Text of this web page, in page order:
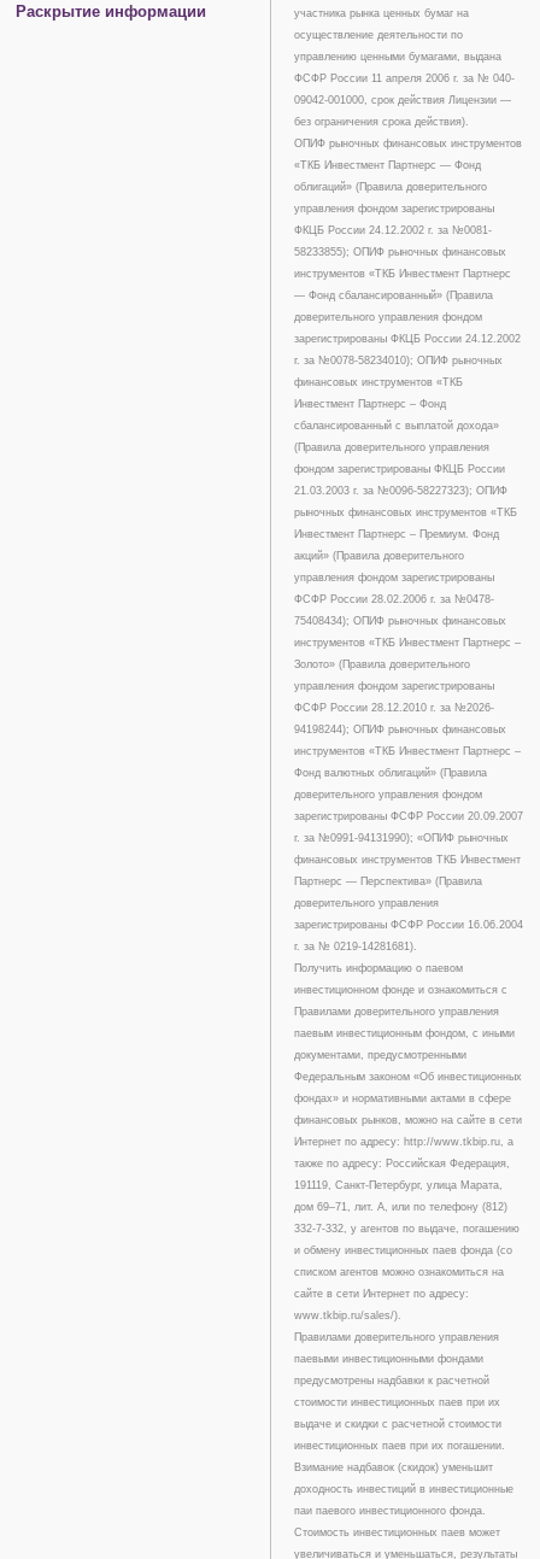
Раскрытие информации
участника рынка ценных бумаг на
осуществление деятельности по
управлению ценными бумагами, выдана
ФСФР России 11 апреля 2006 г. за № 040-
09042-001000, срок действия Лицензии —
без ограничения срока действия).
ОПИФ рыночных финансовых инструментов
«ТКБ Инвестмент Партнерс — Фонд
облигаций» (Правила доверительного
управления фондом зарегистрированы
ФКЦБ России 24.12.2002 г. за №0081-
58233855); ОПИФ рыночных финансовых
инструментов «ТКБ Инвестмент Партнерс
— Фонд сбалансированный» (Правила
доверительного управления фондом
зарегистрированы ФКЦБ России 24.12.2002
г. за №0078-58234010); ОПИФ рыночных
финансовых инструментов «ТКБ
Инвестмент Партнерс – Фонд
сбалансированный с выплатой дохода»
(Правила доверительного управления
фондом зарегистрированы ФКЦБ России
21.03.2003 г. за №0096-58227323); ОПИФ
рыночных финансовых инструментов «ТКБ
Инвестмент Партнерс – Премиум. Фонд
акций» (Правила доверительного
управления фондом зарегистрированы
ФСФР России 28.02.2006 г. за №0478-
75408434); ОПИФ рыночных финансовых
инструментов «ТКБ Инвестмент Партнерс –
Золото» (Правила доверительного
управления фондом зарегистрированы
ФСФР России 28.12.2010 г. за №2026-
94198244); ОПИФ рыночных финансовых
инструментов «ТКБ Инвестмент Партнерс –
Фонд валютных облигаций» (Правила
доверительного управления фондом
зарегистрированы ФСФР России 20.09.2007
г. за №0991-94131990); «ОПИФ рыночных
финансовых инструментов ТКБ Инвестмент
Партнерс — Перспектива» (Правила
доверительного управления
зарегистрированы ФСФР России 16.06.2004
г. за № 0219-14281681).
Получить информацию о паевом
инвестиционном фонде и ознакомиться с
Правилами доверительного управления
паевым инвестиционным фондом, с иными
документами, предусмотренными
Федеральным законом «Об инвестиционных
фондах» и нормативными актами в сфере
финансовых рынков, можно на сайте в сети
Интернет по адресу: http://www.tkbip.ru, а
также по адресу: Российская Федерация,
191119, Санкт-Петербург, улица Марата,
дом 69–71, лит. А, или по телефону (812)
332-7-332, у агентов по выдаче, погашению
и обмену инвестиционных паев фонда (со
списком агентов можно ознакомиться на
сайте в сети Интернет по адресу:
www.tkbip.ru/sales/).
Правилами доверительного управления
паевыми инвестиционными фондами
предусмотрены надбавки к расчетной
стоимости инвестиционных паев при их
выдаче и скидки с расчетной стоимости
инвестиционных паев при их погашении.
Взимание надбавок (скидок) уменьшит
доходность инвестиций в инвестиционные
паи паевого инвестиционного фонда.
Стоимость инвестиционных паев может
увеличиваться и уменьшаться, результаты